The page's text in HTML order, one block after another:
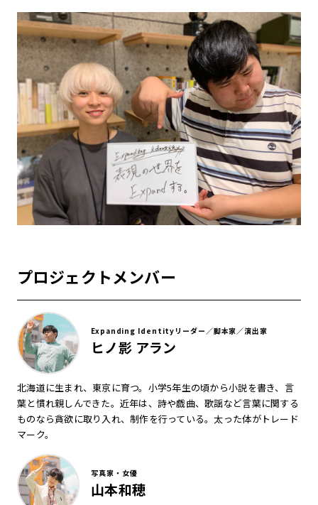
プロジェクトメンバー
Expanding Identityリーダー／脚本家／演出家
ヒノ影 アラン
北海道に生まれ、東京に育つ。小学5年生の頃から小説を書き、言
葉と慣れ親しんできた。近年は、詩や戯曲、歌謡など言葉に関する
ものなら貪欲に取り入れ、制作を行っている。太った体がトレード
マーク。
写真家・女優
山本和穂